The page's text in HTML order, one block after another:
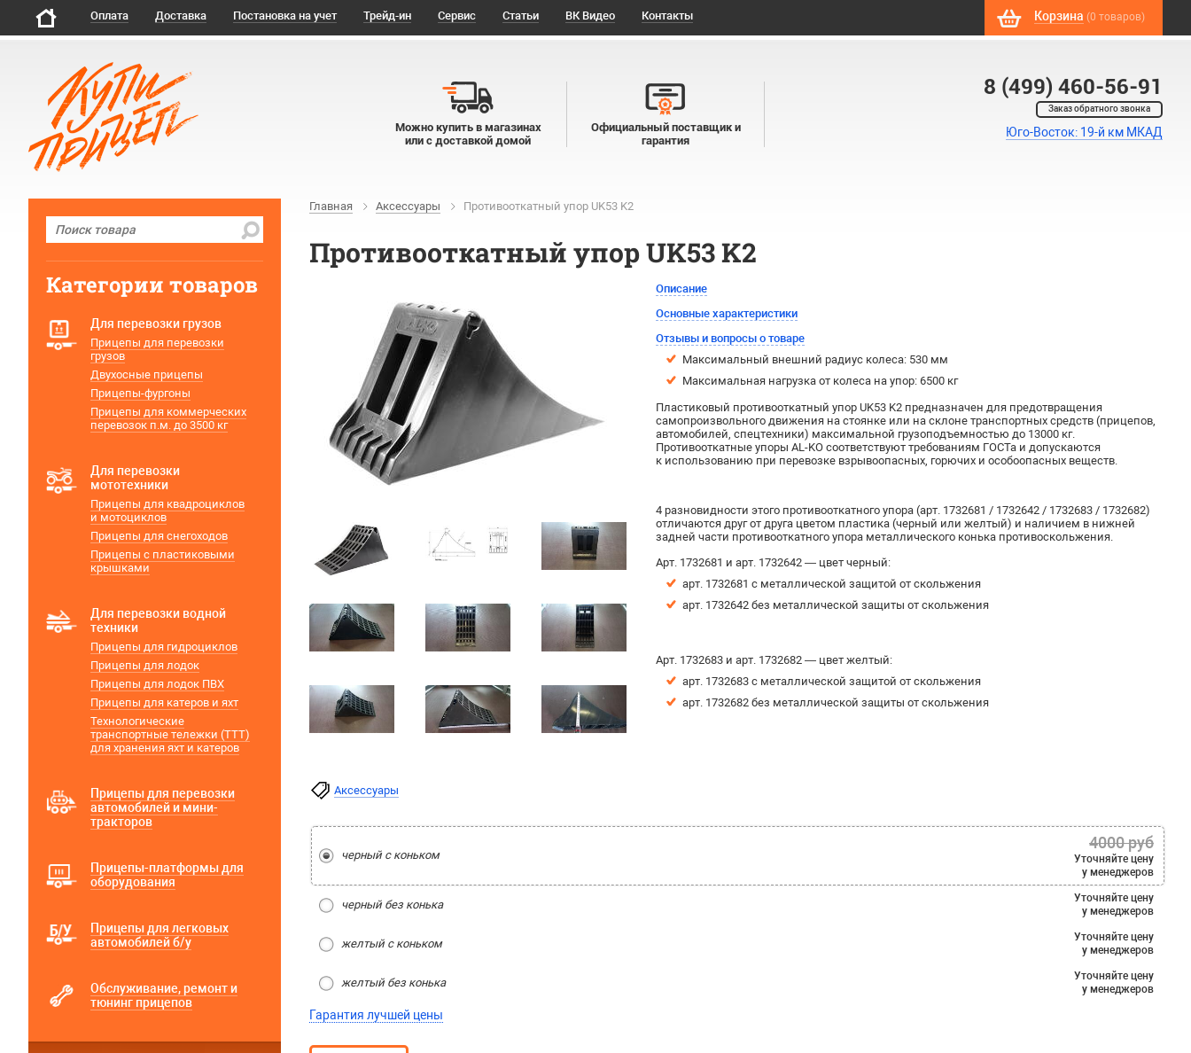
Оплата Доставка Постановка на учет Трейд-ин Сервис Статьи ВК Видео Контакты Корзина (0 товаров)
8 (499) 460-56-91
Заказ обратного звонка
Юго-Восток: 19-й км МКАД
Можно купить в магазинах
или с доставкой домой
Официальный поставщик и
гарантия
Главная Аксессуары Противооткатный упор UK53 K2
Противооткатный упор UK53 K2
Аксессуары
Описание
Основные характеристики
Отзывы и вопросы о товаре
Максимальный внешний радиус колеса: 530 мм
Максимальная нагрузка от колеса на упор: 6500 кг
Пластиковый противооткатный упор UK53 K2 предназначен для предотвращения
самопроизвольного движения на стоянке или на склоне транспортных средств (прицепов,
автомобилей, спецтехники) максимальной грузоподъемностью до 13000 кг.
Противооткатные упоры AL-KO соответствуют требованиям ГОСТа и допускаются
к использованию при перевозке взрывоопасных, горючих и особоопасных веществ.
4 разновидности этого противооткатного упора (арт. 1732681 / 1732642 / 1732683 / 1732682)
отличаются друг от друга цветом пластика (черный или желтый) и наличием в нижней
задней части противооткатного упора металлического конька противоскольжения.
Арт. 1732681 и арт. 1732642 — цвет черный:
арт. 1732681 с металлической защитой от скольжения
арт. 1732642 без металлической защиты от скольжения
Арт. 1732683 и арт. 1732682 — цвет желтый:
арт. 1732683 с металлической защитой от скольжения
арт. 1732682 без металлической защиты от скольжения
черный c коньком
4000 руб
Уточняйте цену
у менеджеров
черный без конька
Уточняйте цену
у менеджеров
желтый с коньком
Уточняйте цену
у менеджеров
желтый без конька
Уточняйте цену
у менеджеров
Гарантия лучшей цены
Категории товаров
Для перевозки грузов
Прицепы для перевозки
грузов
Двухосные прицепы
Прицепы-фургоны
Прицепы для коммерческих
перевозок п.м. до 3500 кг
Для перевозки
мототехники
Прицепы для квадроциклов
и мотоциклов
Прицепы для снегоходов
Прицепы с пластиковыми
крышками
Для перевозки водной
техники
Прицепы для гидроциклов
Прицепы для лодок
Прицепы для лодок ПВХ
Прицепы для катеров и яхт
Технологические
транспортные тележки (ТТТ)
для хранения яхт и катеров
Прицепы для перевозки
автомобилей и мини-
тракторов
Прицепы-платформы для
оборудования
Прицепы для легковых
автомобилей б/у
Обслуживание, ремонт и
тюнинг прицепов